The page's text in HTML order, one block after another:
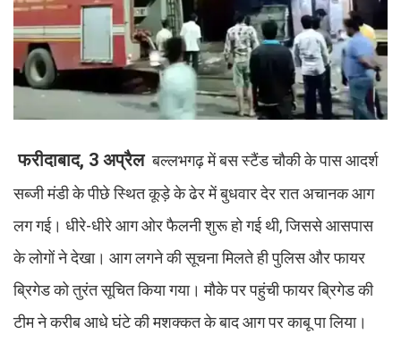
फरीदाबाद, 3 अप्रैल बल्लभगढ़ में बस स्टैंड चौकी के पास आदर्श
सब्जी मंडी के पीछे स्थित कूड़े के ढेर में बुधवार देर रात अचानक आग
लग गई। धीरे-धीरे आग ओर फैलनी शुरू हो गई थी, जिससे आसपास
के लोगों ने देखा। आग लगने की सूचना मिलते ही पुलिस और फायर
ब्रिगेड को तुरंत सूचित किया गया। मौके पर पहुंची फायर ब्रिगेड की
टीम ने करीब आधे घंटे की मशक्कत के बाद आग पर काबू पा लिया।